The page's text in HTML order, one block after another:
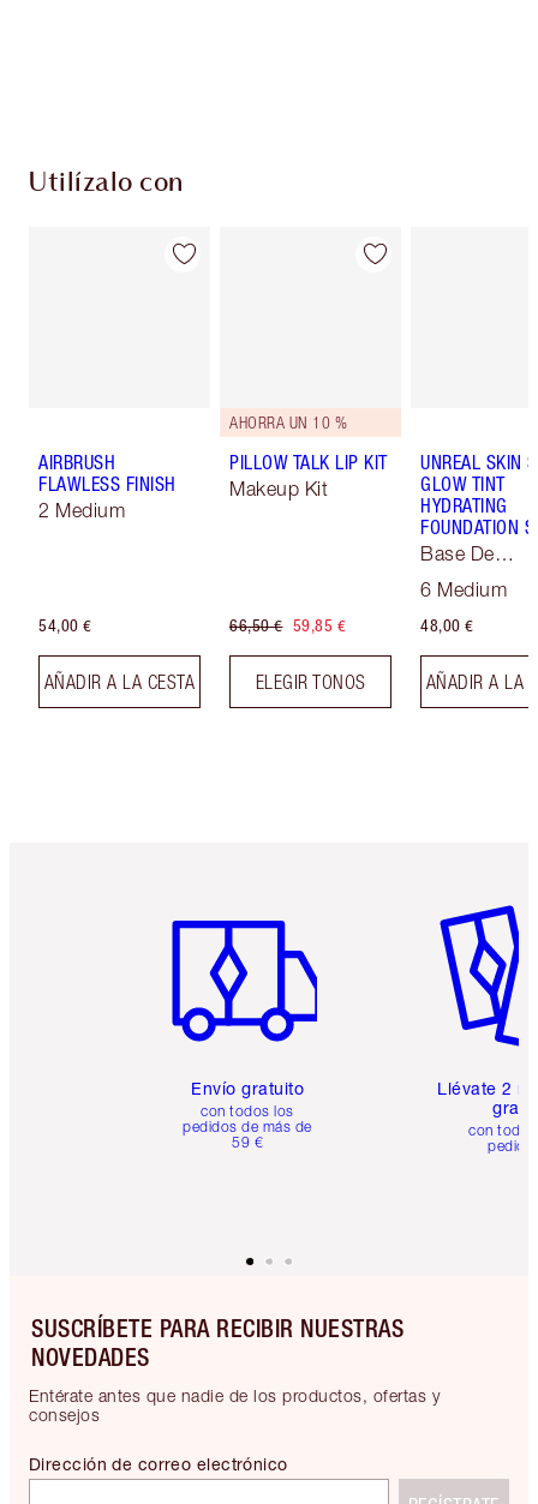
Utilízalo con
AIRBRUSH
FLAWLESS FINISH
2 Medium
54,00 €
AÑADIR A LA CESTA
AHORRA UN 10 %
PILLOW TALK LIP KIT
Makeup Kit
66,50 € 59,85 €
ELEGIR TONOS
UNREAL SKIN
GLOW TINT
HYDRATING
FOUNDATION
Base De
Focus
6 Medium
48,00 €
AÑADIR A LA
Envío gratuito
con todos los
pedidos de más de
59 €
Llévate 2
gratis
con
SUSCRÍBETE PARA RECIBIR NUESTRAS
NOVEDADES
Entérate antes que nadie de los productos, ofertas y
consejos
Dirección de correo electrónico